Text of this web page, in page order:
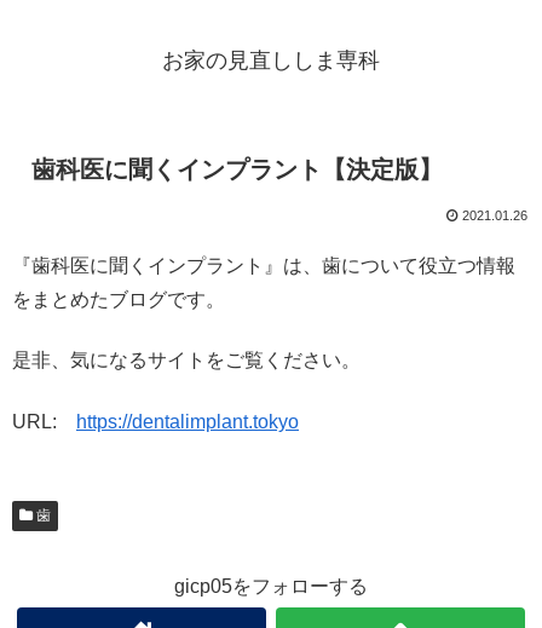
お家の見直ししま専科
歯科医に聞くインプラント【決定版】
2021.01.26
『歯科医に聞くインプラント』は、歯について役立つ情報
をまとめたブログです。
是非、気になるサイトをご覧ください。
URL: https://dentalimplant.tokyo
歯
gicp05をフォローする